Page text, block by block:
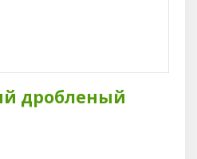
дробленый